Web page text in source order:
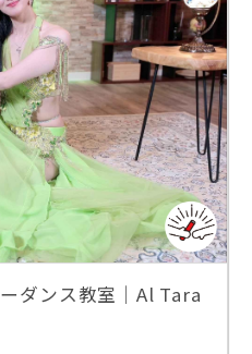
ダンス教室｜Al Tara